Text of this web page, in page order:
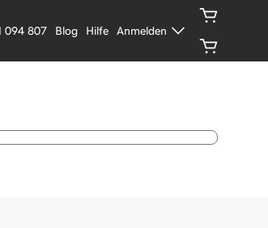
094 807 Blog Hilfe Anmelden